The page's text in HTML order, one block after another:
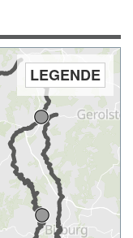
LEGENDE